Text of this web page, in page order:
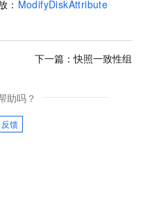
： ModifyDiskAttribute
下一篇：快照一致性组
助吗？
反馈